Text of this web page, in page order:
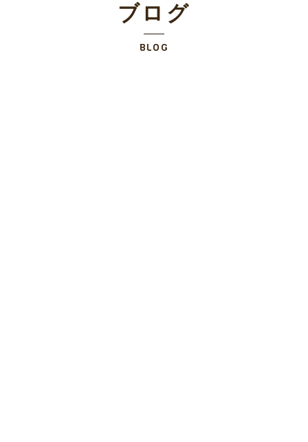
ブログ
BLOG